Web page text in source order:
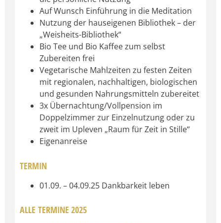
Auf Wunsch Einführung in die Meditation
Nutzung der hauseigenen Bibliothek – der
„Weisheits-Bibliothek“
Bio Tee und Bio Kaffee zum selbst
Zubereiten frei
Vegetarische Mahlzeiten zu festen Zeiten
mit regionalen, nachhaltigen, biologischen
und gesunden Nahrungsmitteln zubereitet
3x Übernachtung/Vollpension im
Doppelzimmer zur Einzelnutzung oder zu
zweit im Upleven „Raum für Zeit in Stille“
Eigenanreise
TERMIN
01.09. – 04.09.25 Dankbarkeit leben
ALLE TERMINE 2025